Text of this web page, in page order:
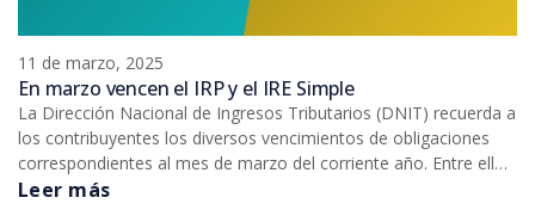
11 de marzo, 2025
En marzo vencen el IRP y el IRE Simple
La Dirección Nacional de Ingresos Tributarios (DNIT) recuerda a
los contribuyentes los diversos vencimientos de obligaciones
correspondientes al mes de marzo del corriente año. Entre ellos
se puede mencionar el Impuesto a la Renta Personal (IRP) por
Leer más